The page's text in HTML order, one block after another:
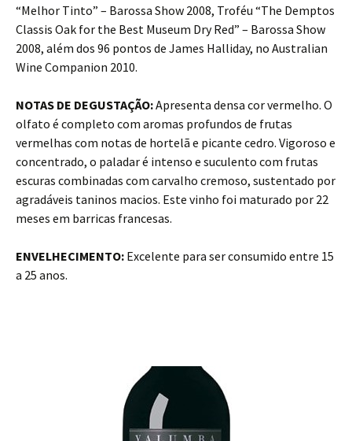
“Melhor Tinto” – Barossa Show 2008, Troféu “The Demptos
Classis Oak for the Best Museum Dry Red” – Barossa Show
2008, além dos 96 pontos de James Halliday, no Australian
Wine Companion 2010.
NOTAS DE DEGUSTAÇÃO:Apresenta densa cor vermelho. O
olfato é completo com aromas profundos de frutas
vermelhas com notas de hortelã e picante cedro. Vigoroso e
concentrado, o paladar é intenso e suculento com frutas
escuras combinadas com carvalho cremoso, sustentado por
agradáveis taninos macios. Este vinho foi maturado por 22
meses em barricas francesas.
ENVELHECIMENTO: Excelente para ser consumido entre 15
a 25 anos.